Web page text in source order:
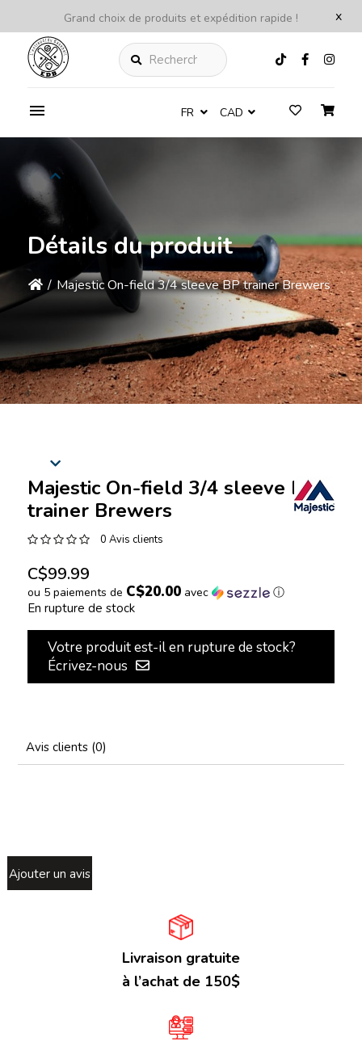
x
Grand choix de produits et expédition rapide !
Rechercher
FR CAD
Détails du produit
/ Majestic On-field 3/4 sleeve BP trainer Brewers
Majestic On-field 3/4 sleeve BP
trainer Brewers
0 Avis clients
C$99.99
ou 5 paiements de C$20.00avec ⓘ
En rupture de stock
Votre produit est-il en rupture de stock?
Écrivez-nous
Avis clients (0)
Ajouter un avis
Livraison gratuite
à l’achat de 150$